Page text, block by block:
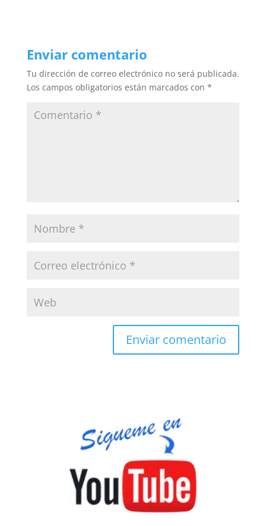
Enviar comentario
Tu dirección de correo electrónico no será publicada.
Los campos obligatorios están marcados con *